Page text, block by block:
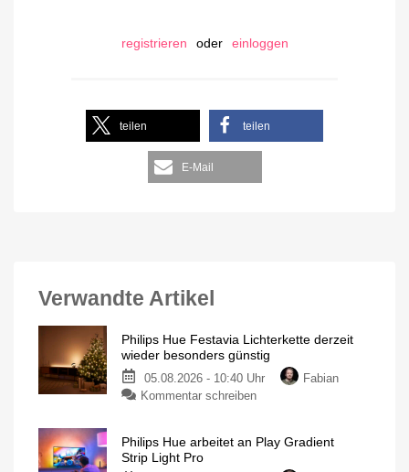
registrieren oder einloggen
teilen teilen
E-Mail
Verwandte Artikel
Philips Hue Festavia Lichterkette derzeit
wieder besonders günstig
05.08.2026 - 10:40 Uhr
Fabian
Kommentar schreiben
Philips Hue arbeitet an Play Gradient
Strip Light Pro